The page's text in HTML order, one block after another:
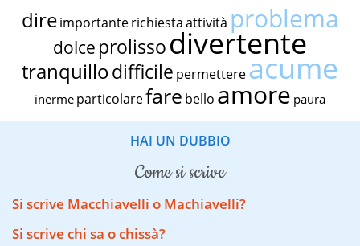
dire importante richiestaattività problema
dolce prolissodivertente
tranquillodifficile permettereacume
inerme particolarefare bello amore paura
HAI UN DUBBIO
come si scrive
Si scrive Macchiavelli o Machiavelli?
Si scrive chi sa o chissà?